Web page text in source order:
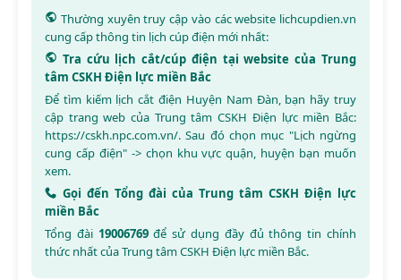
Thường xuyên truy cập vào các website lichcupdien.vn
cung cấp thông tin lịch cúp điện mới nhất:
Tra cứu lịch cắt/cúp điện tại website của Trung
tâm CSKH Điện lực miền Bắc
Để tìm kiếm lịch cắt điện Huyện Nam Đàn, bạn hãy truy
cập trang web của Trung tâm CSKH Điện lực miền Bắc:
https://cskh.npc.com.vn/. Sau đó chọn mục "Lịch ngừng
cung cấp điện" -> chọn khu vực quận, huyện bạn muốn
xem.
Gọi đến Tổng đài của Trung tâm CSKH Điện lực
miền Bắc
Tổng đài 19006769để sử dụng đầy đủ thông tin chính
thức nhất của Trung tâm CSKH Điện lực miền Bắc.